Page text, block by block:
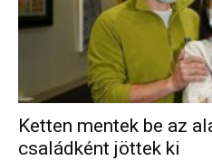
Ketten mentek be az
családként jöttek ki